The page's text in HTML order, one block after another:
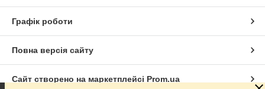
Графік роботи
Повна версія сайту
Сайт створено на маркетплейсі Prom.ua